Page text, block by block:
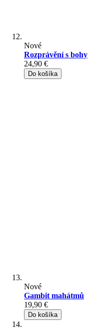
Nové
Rozprávění s bohy
24,90 €
Do košíka
Nové
Gambit mahátmů
19,90 €
Do košíka